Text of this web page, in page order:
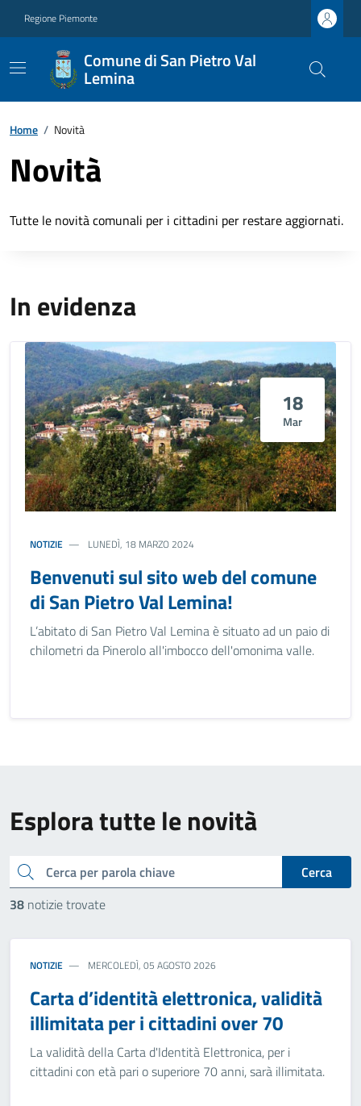
Regione Piemonte
Comune di San Pietro Val
Lemina
Home / Novità
Novità
Tutte le novità comunali per i cittadini per restare aggiornati.
In evidenza
18
Mar
NOTIZIE LUNEDÌ, 18 MARZO 2024
Benvenuti sul sito web del comune
di San Pietro Val Lemina!
L’abitato di San Pietro Val Lemina è situato ad un paio di
chilometri da Pinerolo all'imbocco dell'omonima valle.
Esplora tutte le novità
cerca
Cerca
38 notizie trovate
NOTIZIE MERCOLEDÌ, 05 AGOSTO 2026
Carta d’identità elettronica, validità
illimitata per i cittadini over 70
La validità della Carta d'Identità Elettronica, per i
cittadini con età pari o superiore 70 anni, sarà illimitata.